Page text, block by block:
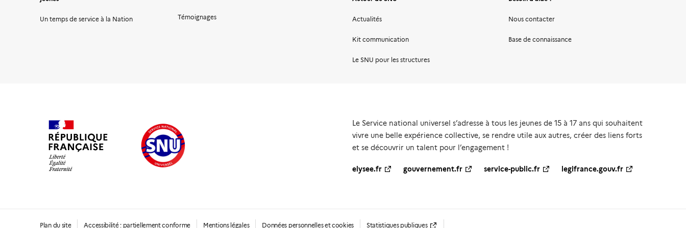
Un temps de service à la Nation Témoignages Actualités
Kit communication
Le SNU pour les structures
Nous contacter
Base de connaissance
Le Service national universel s’adresse à tous les jeunes de 15 à 17 ans qui souhaitent
vivre une belle expérience collective, se rendre utile aux autres, créer des liens forts
et se découvrir un talent pour l’engagement !
elysee.fr gouvernement.fr service-public.fr legifrance.gouv.fr
Plan du site Accessibilité : partiellement conforme Mentions légales Données personnelles et cookies Statistiques publiques